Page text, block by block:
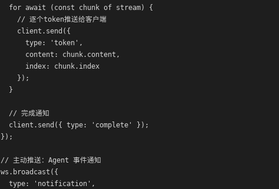
  for await (const chunk of stream) {
    // 逐个token推送给客户端
    client.send({
      type: 'token',
      content: chunk.content,
      index: chunk.index
    });
  }
  // 完成通知
  client.send({ type: 'complete' });
});
// 主动推送：Agent 事件通知
ws.broadcast({
  type: 'notification',